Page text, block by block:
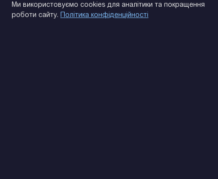
Ми використовуємо cookies для аналітики та покращення
роботи сайту. Політика конфіденційності